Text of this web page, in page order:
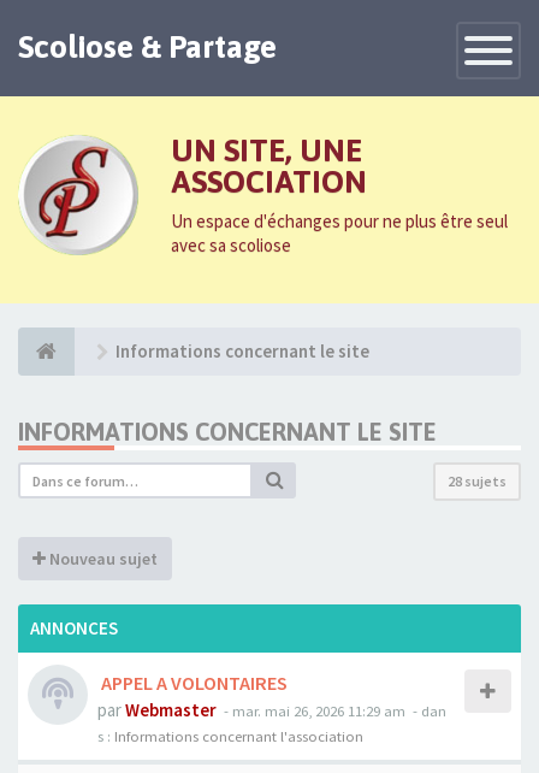
Toggle
Scoliose & Partage
UN SITE, UNE
ASSOCIATION
Un espace d'échanges pour ne plus être seul
avec sa scoliose
Informations concernant le site
INFORMATIONS CONCERNANT LE SITE
28 sujets
Nouveau sujet
ANNONCES
APPEL A VOLONTAIRES
parWebmaster - mar. mai 26, 2026 11:29 am - dan
s : Informations concernant l'association